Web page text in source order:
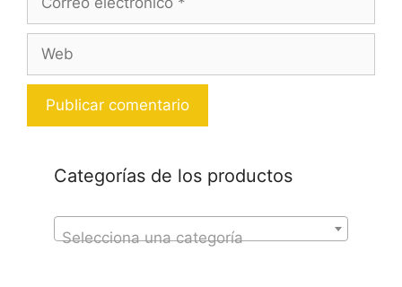
Web
Categorías de los productos
Selecciona una categoría